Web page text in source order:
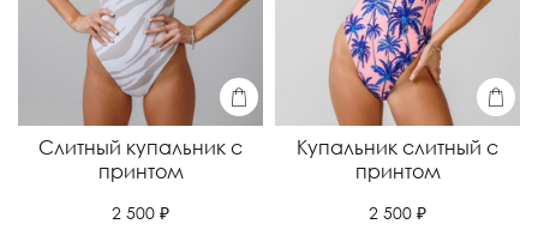
Слитный купальник с
принтом
2 500 ₽
Купальник слитный с
принтом
2 500 ₽